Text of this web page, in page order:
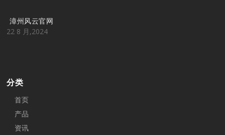
漳州风云官网
22 8 月,2024
分类
首页
产品
资讯